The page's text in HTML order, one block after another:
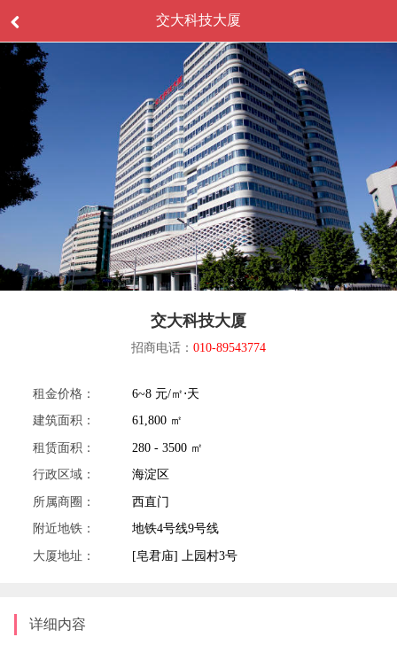
交大科技大厦
交大科技大厦
招商电话： 010-89543774
租金价格：
6~8 元/㎡⋅天
建筑面积：
61,800 ㎡
租赁面积：
280 - 3500 ㎡
行政区域：
海淀区
所属商圈：
西直门
附近地铁：
地铁4号线9号线
大厦地址：
[皂君庙] 上园村3号
详细内容